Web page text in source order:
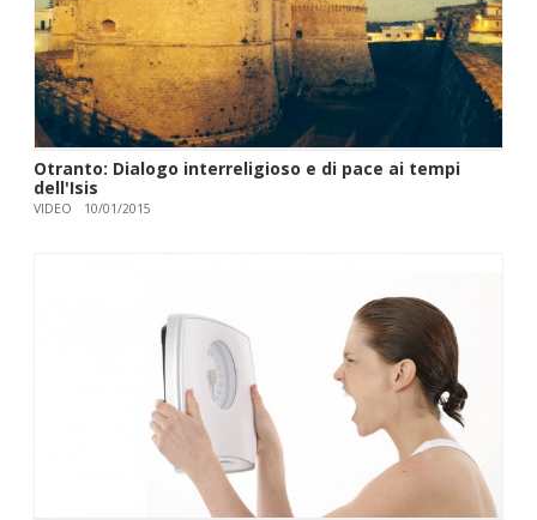
Otranto: Dialogo interreligioso e di pace ai tempi
dell'Isis
VIDEO 10/01/2015